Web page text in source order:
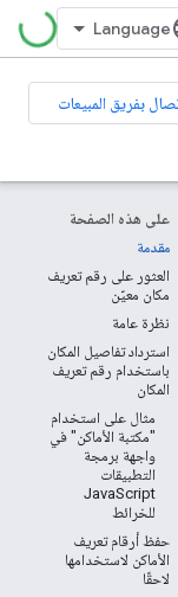
بفريق المبيعات
على هذه الصفحة
مقدمة
العثور على رقم تعريف
مكان معيّن
نظرة عامة
استرداد تفاصيل المكان
باستخدام رقم تعريف
المكان
مثال على استخدام
"مكتبة الأماكن" في
واجهة برمجة
التطبيقات
JavaScript
للخرائط
حفظ أرقام تعريف
الأماكن لاستخدامها
لاحقًا